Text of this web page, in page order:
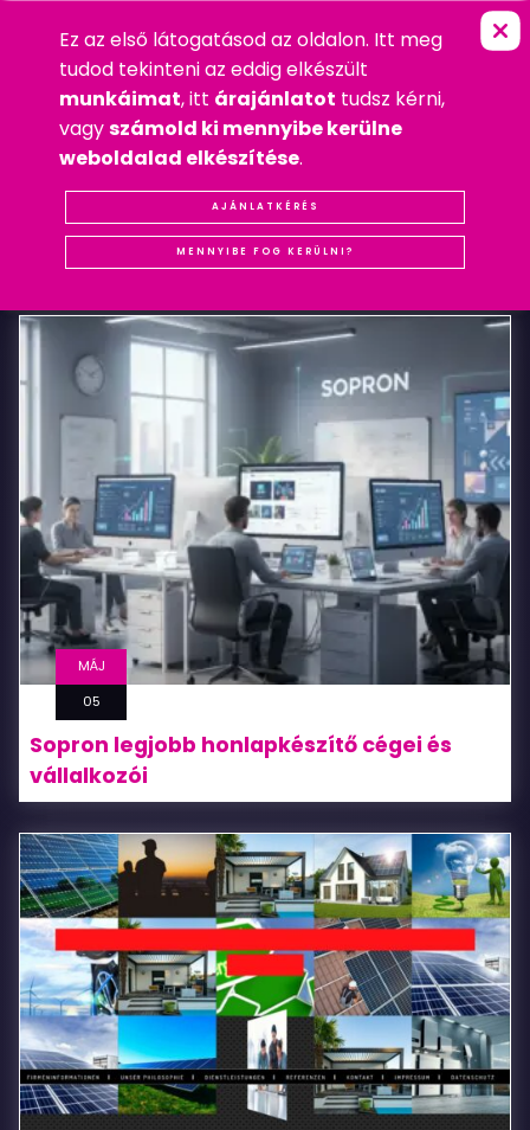
B K ÉPKE R ET BUDA S»
WEBDESIGN
2008. NOVEMBER 2. VASÁRNAP
WEBDESIGN
,
WEBSHOP
#REFERENCIA
#WEBDESIGN
KAPCSOLÓDÓBEJEGYZÉSEK
MÁJ
05
Sopron legjobb honlapkészítő cégei és
vállalkozói
Ez az első látogatásod az oldalon. Itt meg
tudod tekinteni az eddig elkészült
munkáimat, itt árajánlatot tudsz kérni,
vagyszámold ki mennyibe kerülne
weboldalad elkészítése.
AJÁNLATKÉRÉS
MENNYIBE FOG KERÜLNI?